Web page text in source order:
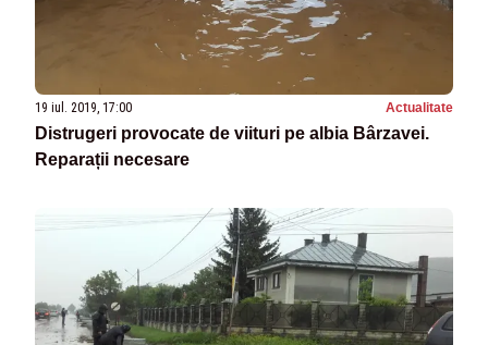
19 iul. 2019, 17:00 Actualitate
Distrugeri provocate de viituri pe albia Bârzavei.
Reparații necesare